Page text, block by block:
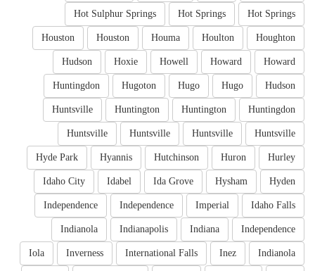
Hot Springs
Hot Springs
Hot Sulphur Springs
Houghton
Houlton
Houma
Houston
Houston
Howard
Howard
Howell
Hoxie
Hudson
Hudson
Hugo
Hugo
Hugoton
Huntingdon
Huntingdon
Huntington
Huntington
Huntsville
Huntsville
Huntsville
Huntsville
Huntsville
Hurley
Huron
Hutchinson
Hyannis
Hyde Park
Hyden
Hysham
Ida Grove
Idabel
Idaho City
Idaho Falls
Imperial
Independence
Independence
Independence
Indiana
Indianapolis
Indianola
Indianola
Inez
International Falls
Inverness
Iola